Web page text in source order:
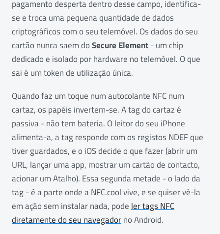
pagamento desperta dentro desse campo, identifica-
se e troca uma pequena quantidade de dados
criptográficos com o seu telemóvel. Os dados do seu
cartão nunca saem doSecure Element- um chip
dedicado e isolado por hardware no telemóvel. O que
sai é um token de utilização única.
Quando faz um toque num autocolante NFC num
cartaz, os papéis invertem-se. A tag do cartaz é
passiva - não tem bateria. O leitor do seu iPhone
alimenta-a, a tag responde com os registos NDEF que
tiver guardados, e o iOS decide o que fazer (abrir um
URL, lançar uma app, mostrar um cartão de contacto,
acionar um Atalho). Essa segunda metade - o lado da
tag - é a parte onde a NFC.cool vive, e se quiser vê-la
em ação sem instalar nada, pode ler tags NFC
diretamente do seu navegadorno Android.